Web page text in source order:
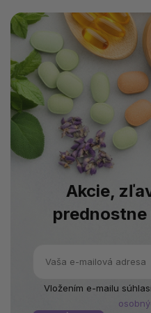
Akcie,
prednostne
Vložením e-mailu